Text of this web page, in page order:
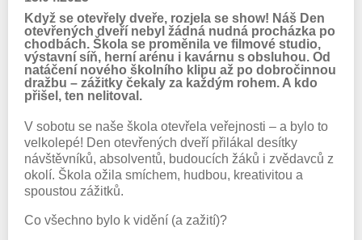
Když se otevřely dveře, rozjela se show! Náš Den
otevřených dveří nebyl žádná nudná procházka po
chodbách. Škola se proměnila ve filmové studio,
výstavní síň, herní arénu i kavárnu s obsluhou. Od
natáčení nového školního klipu až po dobročinnou
dražbu – zážitky čekaly za každým rohem. A kdo
přišel, ten nelitoval.
V sobotu se naše škola otevřela veřejnosti – a bylo to
velkolepé! Den otevřených dveří přilákal desítky
návštěvníků, absolventů, budoucích žáků i zvědavců z
okolí. Škola ožila smíchem, hudbou, kreativitou a
spoustou zážitků.
Co všechno bylo k vidění (a zažití)?